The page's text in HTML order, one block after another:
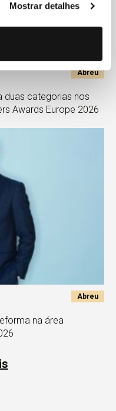
Mostrar detalhes
Abreu
duas categorias nos
Awards Europe 2026
Abreu
na área